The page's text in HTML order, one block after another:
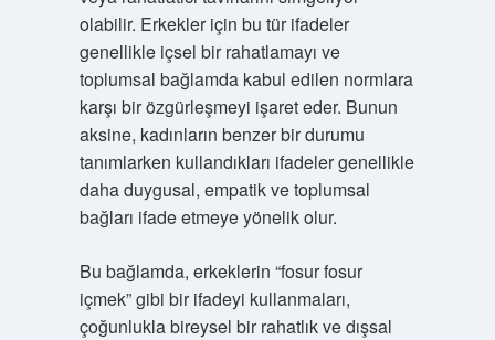
olabilir. Erkekler için bu tür ifadeler
genellikle içsel bir rahatlamayı ve
toplumsal bağlamda kabul edilen normlara
karşı bir özgürleşmeyi işaret eder. Bunun
aksine, kadınların benzer bir durumu
tanımlarken kullandıkları ifadeler genellikle
daha duygusal, empatik ve toplumsal
bağları ifade etmeye yönelik olur.
Bu bağlamda, erkeklerin “fosur fosur
içmek” gibi bir ifadeyi kullanmaları,
çoğunlukla bireysel bir rahatlık ve dışsal